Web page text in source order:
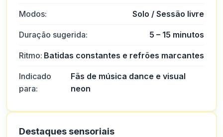
Modos: Solo / Sessão livre
Duração sugerida: 5 – 15 minutos
Ritmo: Batidas constantes e refrões marcantes
Indicado
para:
Fãs de música dance e visual
neon
Destaques sensoriais